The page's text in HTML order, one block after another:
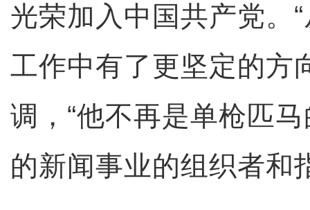
光荣加入中国共产党。
工作中有了更坚定的方
调，“他不再是单枪匹
的新闻事业的组织者和